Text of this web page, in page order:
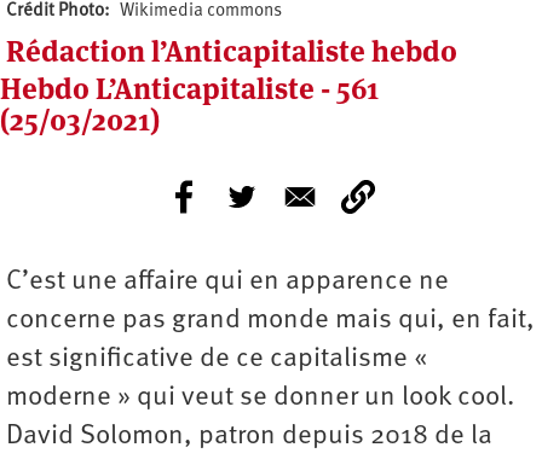
Crédit Photo Wikimedia commons
Rédaction l’Anticapitaliste hebdo
Hebdo L’Anticapitaliste - 561
(25/03/2021)
C’est une affaire qui en apparence ne
concerne pas grand monde mais qui, en fait,
est significative de ce capitalisme «
moderne » qui veut se donner un look cool.
David Solomon, patron depuis 2018 de la